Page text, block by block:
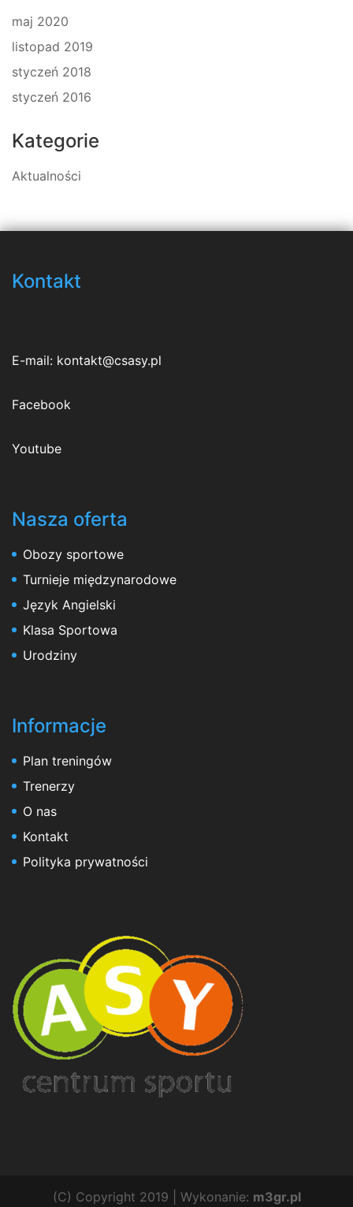
maj 2020
listopad 2019
styczeń 2018
styczeń 2016
Kategorie
Aktualności
Kontakt
E-mail: kontakt@csasy.pl
Facebook
Youtube
Nasza oferta
Obozy sportowe
Turnieje międzynarodowe
Język Angielski
Klasa Sportowa
Urodziny
Informacje
Plan treningów
Trenerzy
O nas
Kontakt
Polityka prywatności
(C) Copyright 2019 | Wykonanie: m3gr.pl